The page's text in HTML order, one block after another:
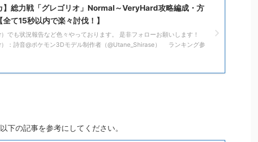
】総力戦「グレゴリオ」Normal～VeryHard攻略編成・方
て15秒以内で楽々討伐！】
でも状況報告など色々やっております。 是非フォローお願いします！
：詩音@ポケモン3Dモデル制作者（@Utane_Shirase） ランキング参
の記事を参考にしてください。